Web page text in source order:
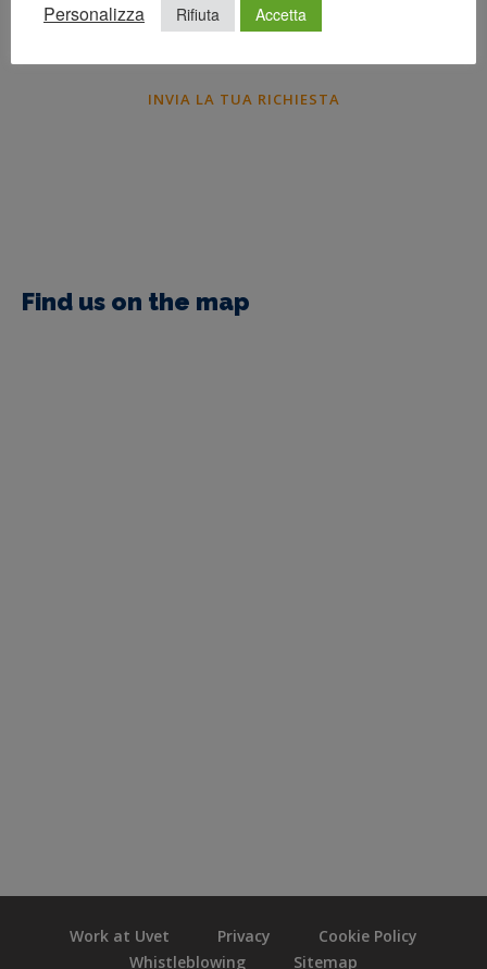
Find us on the map
Work at Uvet Privacy
Cookie Policy
Whistleblowing
Sitemap
Personalizza Rifiuta Accetta